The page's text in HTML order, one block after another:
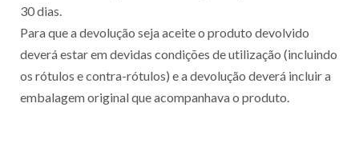
30 dias.
Para que a devolução seja aceite o produto devolvido
deverá estar em devidas condições de utilização (incluindo
os rótulos e contra-rótulos) e a devolução deverá incluir a
embalagem original que acompanhava o produto.